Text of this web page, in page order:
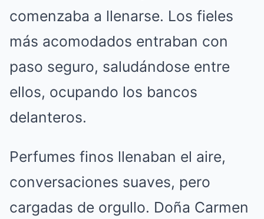
comenzaba a llenarse. Los fieles
más acomodados entraban con
paso seguro, saludándose entre
ellos, ocupando los bancos
delanteros.
Perfumes finos llenaban el aire,
conversaciones suaves, pero
cargadas de orgullo. Doña Carmen